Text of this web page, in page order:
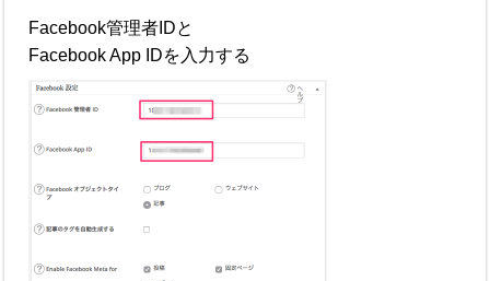
Facebook管理者IDと
Facebook App IDを入力する